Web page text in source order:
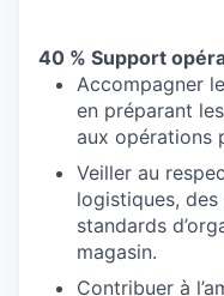
40 % Support
Accompagner
en préparant
aux opérations
Veiller au
logistiques,
standards
magasin.
Contribuer à